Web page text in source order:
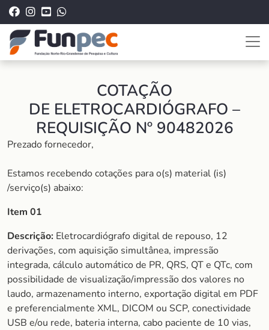
COTAÇÃO
DE ELETROCARDIÓGRAFO –
REQUISIÇÃO Nº 90482026
Prezado fornecedor,
Estamos recebendo cotações para o(s) material (is)
/serviço(s) abaixo:
Item 01
Descrição: Eletrocardiógrafo digital de repouso, 12
derivações, com aquisição simultânea, impressão
integrada, cálculo automático de PR, QRS, QT e QTc, com
possibilidade de visualização/impressão dos valores no
laudo, armazenamento interno, exportação digital em PDF
e preferencialmente XML, DICOM ou SCP, conectividade
USB e/ou rede, bateria interna, cabo paciente de 10 vias,